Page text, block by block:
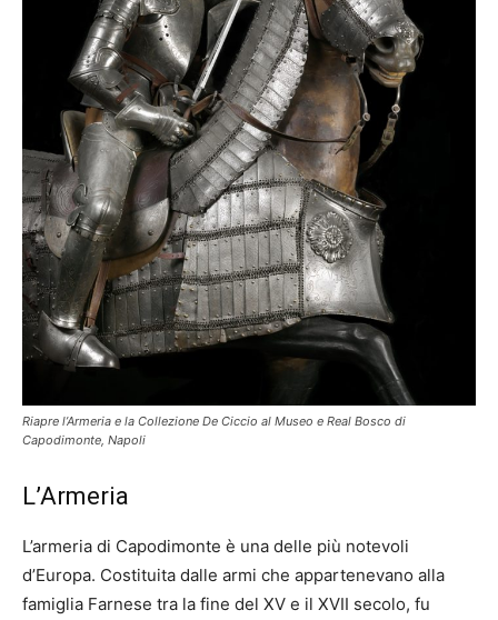
Riapre l’Armeria e la Collezione De Ciccio al Museo e Real Bosco di
Capodimonte, Napoli
L’Armeria
L’armeria di Capodimonte è una delle più notevoli
d’Europa. Costituita dalle armi che appartenevano alla
famiglia Farnese tra la fine del XV e il XVII secolo, fu